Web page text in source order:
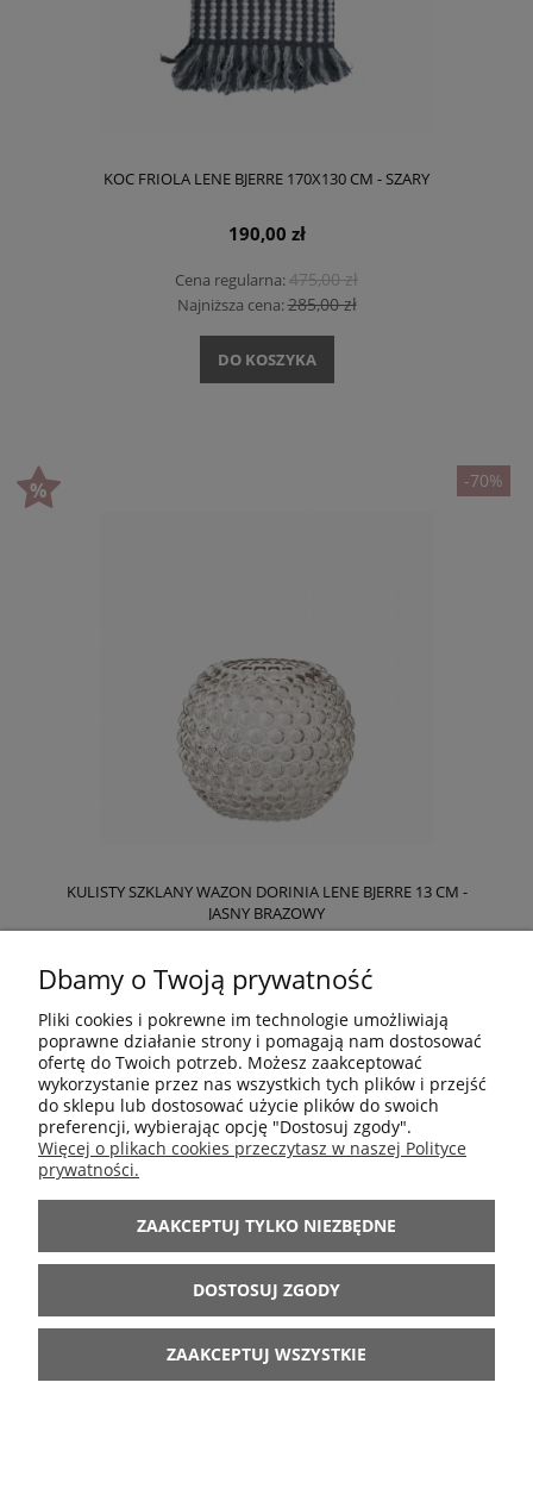
KOC FRIOLA LENE BJERRE 170X130 CM - SZARY
190,00 zł
Cena regularna:475,00 zł
Najniższa cena:285,00 zł
DO KOSZYKA
KULISTY SZKLANY WAZON DORINIA LENE BJERRE 13 CM -
JASNY BRĄZOWY
Cena regularna:95,00 zł
Najniższa cena:47,50 zł
DO KOSZYKA
-70%
Dbamy o Twoją prywatność
Pliki cookies i pokrewne im technologie umożliwiają
poprawne działanie strony i pomagają nam dostosować
ofertę do Twoich potrzeb. Możesz zaakceptować
wykorzystanie przez nas wszystkich tych plików i przejść
do sklepu lub dostosować użycie plików do swoich
preferencji, wybierając opcję "Dostosuj zgody".
Więcej o plikach cookies przeczytasz w naszej Polityce
prywatności.
ZAAKCEPTUJ TYLKO NIEZBĘDNE
DOSTOSUJ ZGODY
ZAAKCEPTUJ WSZYSTKIE